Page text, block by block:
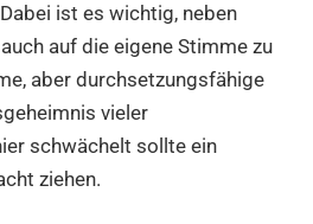
ist es wichtig, neben
auf die eigene Stimme zu
aber durchsetzungsfähige
vieler
schwächelt sollte ein
ziehen.